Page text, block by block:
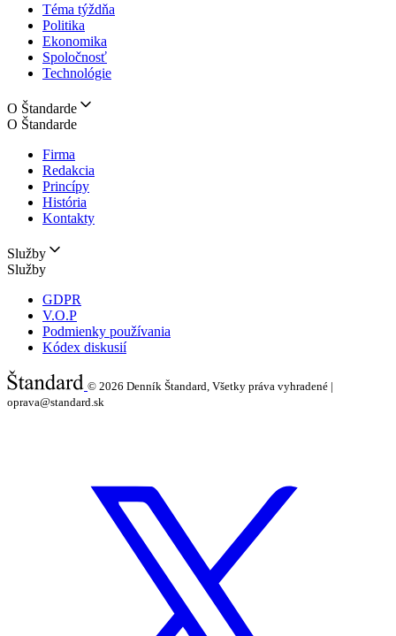
Téma týždňa
Politika
Ekonomika
Spoločnosť
Technológie
O Štandarde
O Štandarde
Firma
Redakcia
Princípy
História
Kontakty
Služby
Služby
GDPR
V.O.P
Podmienky používania
Kódex diskusií
© 2026 Denník Štandard, Všetky práva vyhradené |
oprava@standard.sk